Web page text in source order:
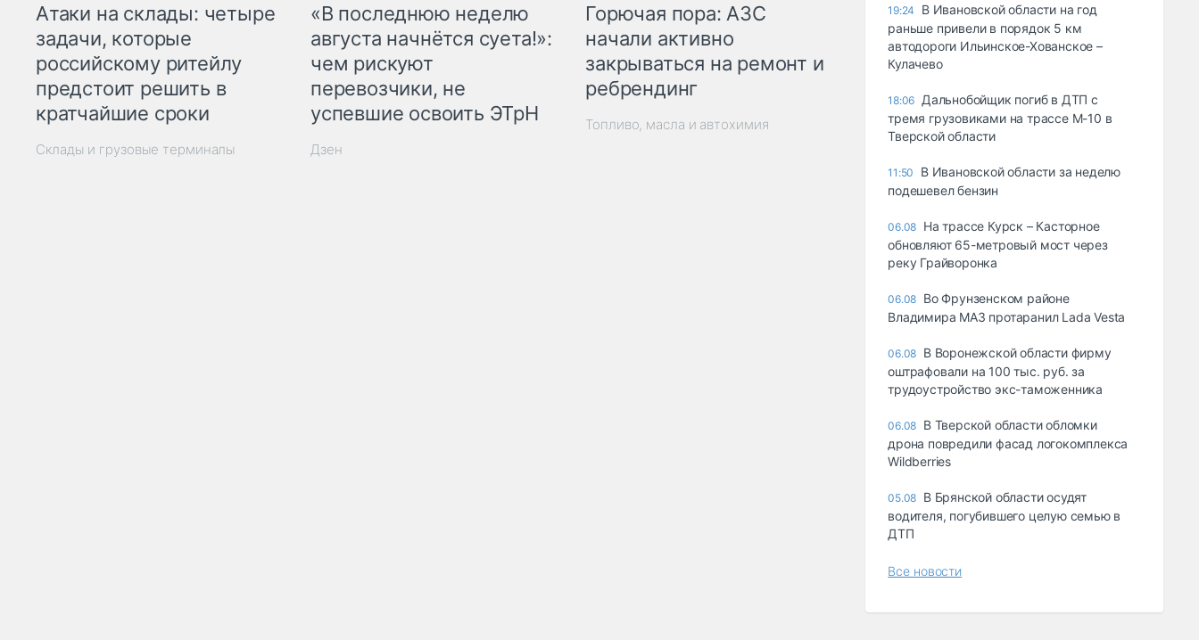
Атаки на склады: четыре
задачи, которые
российскому ритейлу
предстоит решить в
кратчайшие сроки
Склады и грузовые терминалы
«В последнюю неделю
августа начнётся суета!»:
чем рискуют
перевозчики, не
успевшие освоить ЭТрН
Дзен
Горючая пора: АЗС
начали активно
закрываться на ремонт и
ребрендинг
Топливо, масла и автохимия
19:24
В Ивановской области на год
раньше привели в порядок 5 км
автодороги Ильинское-Хованское –
Кулачево
18:06 Дальнобойщик погиб в ДТП с
тремя грузовиками на трассе М-10 в
Тверской области
11:50
В Ивановской области за неделю
подешевел бензин
06.08 На трассе Курск – Касторное
обновляют 65-метровый мост через
реку Грайворонка
06.08 Во Фрунзенском районе
Владимира МАЗ протаранил Lada Vesta
06.08 В Воронежской области фирму
оштрафовали на 100 тыс. руб. за
трудоустройство экс-таможенника
06.08 В Тверской области обломки
дрона повредили фасад логокомплекса
Wildberries
05.08 В Брянской области осудят
водителя, погубившего целую семью в
ДТП
Все новости